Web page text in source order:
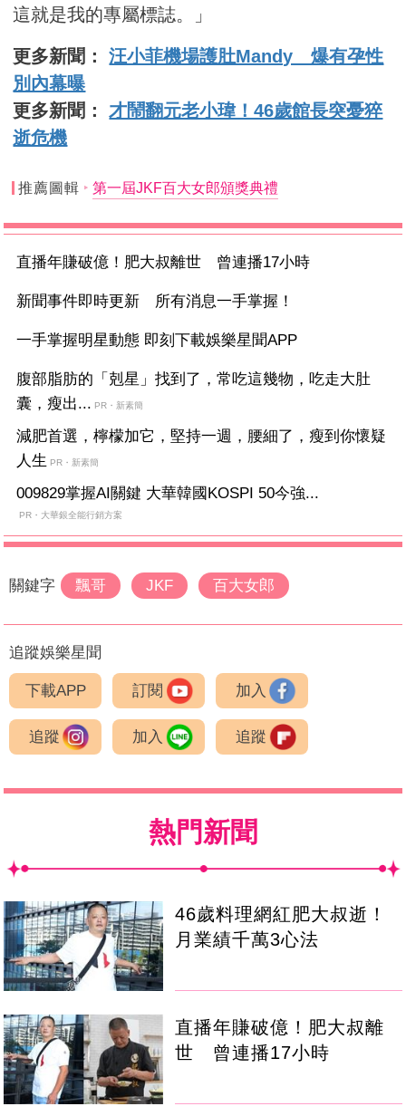
這就是我的專屬標誌。」
更多新聞：汪小菲機場護肚Mandy 爆有孕性
別內幕曝
更多新聞： 才鬧翻元老小瑋！46歲館長突憂猝
逝危機
推薦圖輯 第一屆JKF百大女郎頒獎典禮
直播年賺破億！肥大叔離世 曾連播17小時
新聞事件即時更新 所有消息一手掌握！
一手掌握明星動態 即刻下載娛樂星聞APP
腹部脂肪的「剋星」找到了，常吃這幾物，吃走大肚
囊，瘦出... PR・新素簡
減肥首選，檸檬加它，堅持一週，腰細了，瘦到你懷疑
人生 PR・新素簡
009829掌握AI關鍵 大華韓國KOSPI 50今強...
PR・大華銀全能行銷方案
關鍵字 飄哥 JKF 百大女郎
追蹤娛樂星聞
下載APP 訂閱 加入
追蹤 加入 追蹤
熱門新聞
46歲料理網紅肥大叔逝！
月業績千萬3心法
直播年賺破億！肥大叔離
世 曾連播17小時